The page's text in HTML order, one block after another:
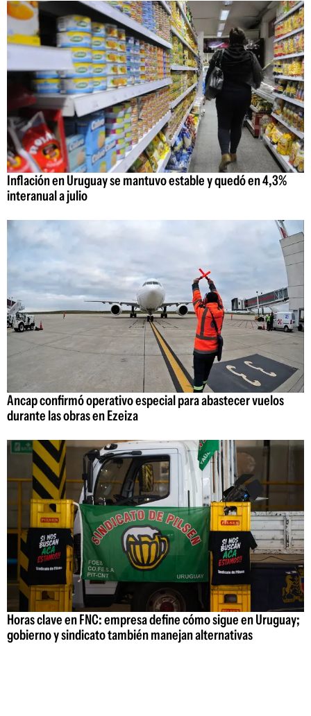
Inflación en Uruguay se mantuvo estable y quedó en 4,3%
interanual a julio
Ancap confirmó operativo especial para abastecer vuelos
durante las obras en Ezeiza
Horas clave en FNC: empresa define cómo sigue en Uruguay;
gobierno y sindicato también manejan alternativas